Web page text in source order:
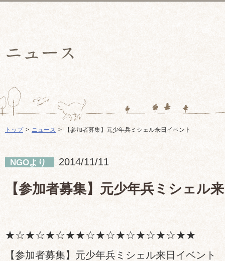
トップ ニュース 【参加者募集】元少年兵ミシェル来日イベント
NGOより 2014/11/11
【参加者募集】元少年兵ミシェル
★☆★☆★☆★★☆★☆★☆★☆★☆★★
【参加者募集】元少年兵ミシェル来日イベント